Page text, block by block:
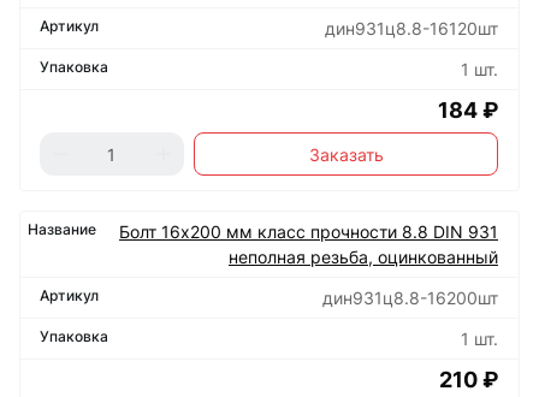
дин931ц8.8-16120шт
1 шт.
184 ₽
Заказать
Болт 16х200 мм класс прочности 8.8 DIN 931
неполная резьба, оцинкованный
дин931ц8.8-16200шт
1 шт.
210 ₽